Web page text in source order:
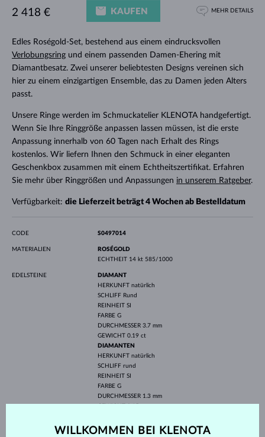
Edles Roségold-Set, bestehend aus einem eindrucksvollen
Verlobungsringund einem passenden Damen-Ehering mit
Diamantbesatz. Zwei unserer beliebtesten Designs vereinen sich
hier zu einem einzigartigen Ensemble, das zu Damen jeden Alters
passt.
Unsere Ringe werden im Schmuckatelier KLENOTA handgefertigt.
Wenn Sie Ihre Ringgröße anpassen lassen müssen, ist die erste
Anpassung innerhalb von 60 Tagen nach Erhalt des Rings
kostenlos. Wir liefern Ihnen den Schmuck in einer eleganten
Geschenkbox zusammen mit einem Echtheitszertifikat. Erfahren
Sie mehr über Ringgrößen und Anpassungen in unserem Ratgeber.
Verfügbarkeit: die Lieferzeit beträgt 4 Wochen ab Bestelldatum
2 418 € KAUFEN MEHR DETAILS
CODE S0497014
MATERIALIEN
ROSÉGOLD
ECHTHEIT 14 kt 585/1000
EDELSTEINE
DIAMANT
HERKUNFT natürlich
SCHLIFF Rund
REINHEIT SI
FARBE G
DURCHMESSER 3.7 mm
GEWICHT 0.19 ct
DIAMANTEN
HERKUNFT natürlich
SCHLIFF rund
REINHEIT SI
FARBE G
DURCHMESSER 1.3 mm
WILLKOMMEN BEI KLENOTA